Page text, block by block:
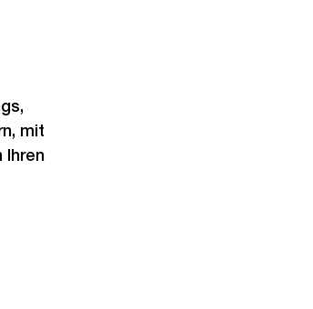
mit
Ihren